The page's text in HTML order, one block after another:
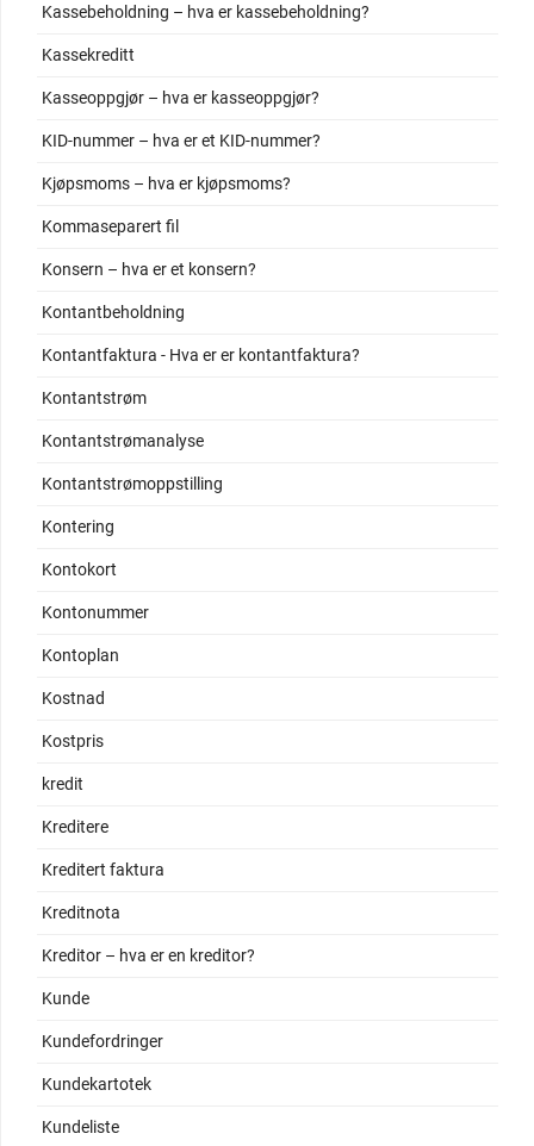
Kassebeholdning – hva er kassebeholdning?
Kassekreditt
Kasseoppgjør – hva er kasseoppgjør?
KID-nummer – hva er et KID-nummer?
Kjøpsmoms – hva er kjøpsmoms?
Kommaseparert fil
Konsern – hva er et konsern?
Kontantbeholdning
Kontantfaktura - Hva er er kontantfaktura?
Kontantstrøm
Kontantstrømanalyse
Kontantstrømoppstilling
Kontering
Kontokort
Kontonummer
Kontoplan
Kostnad
Kostpris
kredit
Kreditere
Kreditert faktura
Kreditnota
Kreditor – hva er en kreditor?
Kunde
Kundefordringer
Kundekartotek
Kundeliste